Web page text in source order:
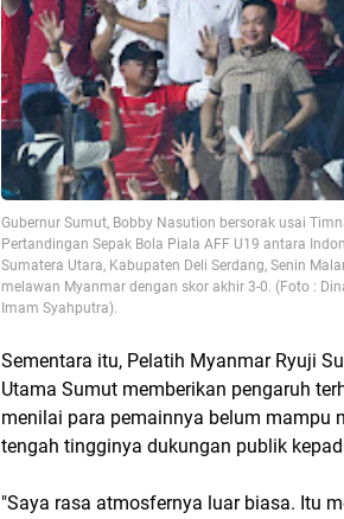
Gubernur Sumut, Bobby Nasution bersorak usai
Pertandingan Sepak Bola Piala AFF U19 antara
Sumatera Utara, Kabupaten Deli Serdang, Senin
melawan Myanmar dengan skor akhir 3-0. (Foto :
Imam Syahputra).
Sementara itu, Pelatih Myanmar Ryuji
Utama Sumut memberikan pengaruh
menilai para pemainnya belum mampu
tengah tingginya dukungan publik
"Saya rasa atmosfernya luar biasa. Itu